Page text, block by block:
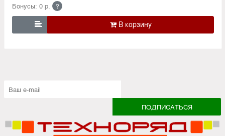
Бонусы: 0 р. ?
